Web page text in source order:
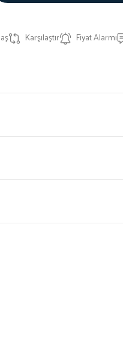
Karşılaştır Fiyat Alarmı